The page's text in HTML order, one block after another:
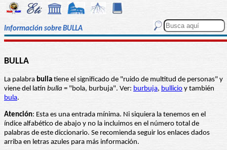
Información sobre BULLA
BULLA
La palabra bulla tiene el significado de "ruido de multitud de personas" y
viene del latín bulla = "bola, burbuja". Ver: burbuja, bullicio y también
bula.
Atención: Esta es una entrada mínima. Ni siquiera la tenemos en el
índice alfabético de abajo y no la incluimos en el número total de
palabras de este diccionario. Se recomienda seguir los enlaces dados
arriba en letras azules para más información.